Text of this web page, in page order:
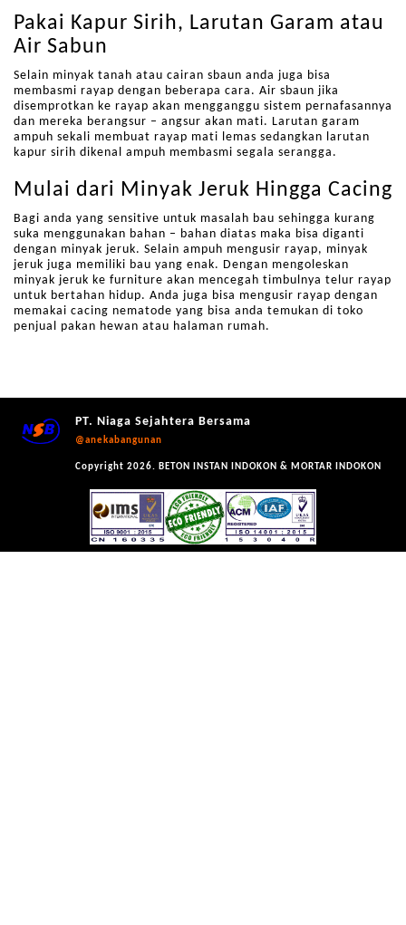
Pakai Kapur Sirih, Larutan Garam atau
Air Sabun
Selain minyak tanah atau cairan sbaun anda juga bisa
membasmi rayap dengan beberapa cara. Air sbaun jika
disemprotkan ke rayap akan mengganggu sistem pernafasannya
dan mereka berangsur – angsur akan mati. Larutan garam
ampuh sekali membuat rayap mati lemas sedangkan larutan
kapur sirih dikenal ampuh membasmi segala serangga.
Mulai dari Minyak Jeruk Hingga Cacing
Bagi anda yang sensitive untuk masalah bau sehingga kurang
suka menggunakan bahan – bahan diatas maka bisa diganti
dengan minyak jeruk. Selain ampuh mengusir rayap, minyak
jeruk juga memiliki bau yang enak. Dengan mengoleskan
minyak jeruk ke furniture akan mencegah timbulnya telur rayap
untuk bertahan hidup. Anda juga bisa mengusir rayap dengan
memakai cacing nematode yang bisa anda temukan di toko
penjual pakan hewan atau halaman rumah.
PT. Niaga Sejahtera Bersama
@anekabangunan
Copyright 2026. BETON INSTAN INDOKON & MORTAR INDOKON